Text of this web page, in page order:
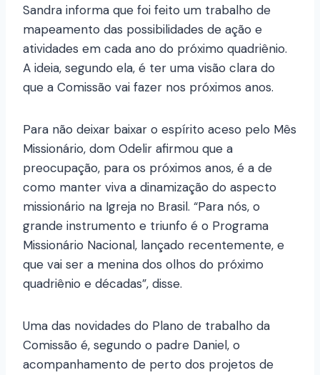
Sandra informa que foi feito um trabalho de
mapeamento das possibilidades de ação e
atividades em cada ano do próximo quadriênio.
A ideia, segundo ela, é ter uma visão clara do
que a Comissão vai fazer nos próximos anos.
Para não deixar baixar o espírito aceso pelo Mês
Missionário, dom Odelir afirmou que a
preocupação, para os próximos anos, é a de
como manter viva a dinamização do aspecto
missionário na Igreja no Brasil. “Para nós, o
grande instrumento e triunfo é o Programa
Missionário Nacional, lançado recentemente, e
que vai ser a menina dos olhos do próximo
quadriênio e décadas”, disse.
Uma das novidades do Plano de trabalho da
Comissão é, segundo o padre Daniel, o
acompanhamento de perto dos projetos de